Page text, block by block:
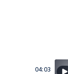
04:03